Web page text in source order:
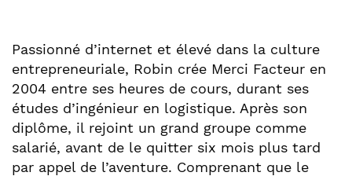
Passionné d’internet et élevé dans la culture
entrepreneuriale, Robin crée Merci Facteur en
2004 entre ses heures de cours, durant ses
études d’ingénieur en logistique. Après son
diplôme, il rejoint un grand groupe comme
salarié, avant de le quitter six mois plus tard
par appel de l’aventure. Comprenant que le